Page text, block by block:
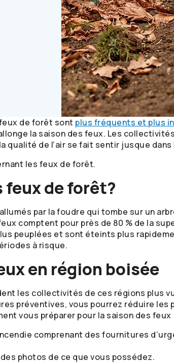
de forêt sont plus fréquents et plus
la saison des feux. Les
qualité de l’air se fait sentir jusque
les feux de forêt.
feux de forêt?
par la foudre qui tombe sur un
comptent pour près de 80 % de la
peuplées et sont éteints plus
à risque.
en région boisée
les collectivités de ces régions plus
préventives, vous pourrez réduire
vous préparer pour la saison des feux
comprenant des fournitures
photos de ce que vous possédez.